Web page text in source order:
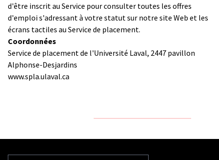
d'être inscrit au Service pour consulter toutes les offres
d'emploi s'adressant à votre statut sur notre site Web et les
écrans tactiles au Service de placement.
Coordonnées
Service de placement de l'Université Laval, 2447 pavillon
Alphonse-Desjardins
www.spla.ulaval.ca